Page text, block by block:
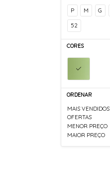
P M G
52
CORES
ORDENAR
MAIS VENDIDOS
OFERTAS
MENOR PREÇO
MAIOR PREÇO